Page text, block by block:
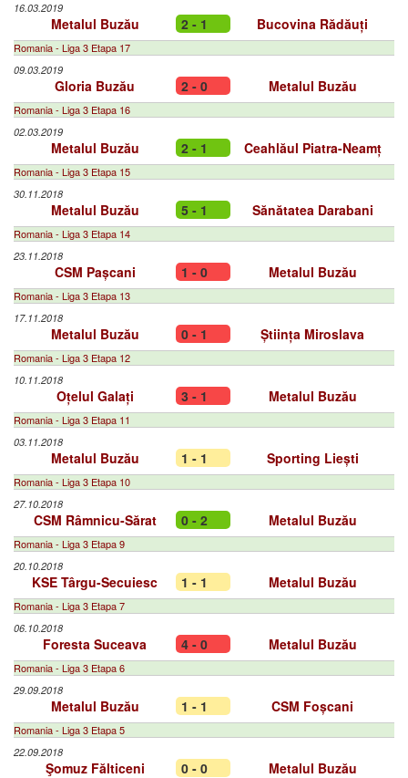
16.03.2019
Metalul Buzău 2 - 1 Bucovina Rădăuți
Romania - Liga 3 Etapa 17
09.03.2019
Gloria Buzău 2 - 0 Metalul Buzău
Romania - Liga 3 Etapa 16
02.03.2019
Metalul Buzău 2 - 1 Ceahlăul Piatra-Neamț
Romania - Liga 3 Etapa 15
30.11.2018
Metalul Buzău 5 - 1 Sănătatea Darabani
Romania - Liga 3 Etapa 14
23.11.2018
CSM Pașcani 1 - 0 Metalul Buzău
Romania - Liga 3 Etapa 13
17.11.2018
Metalul Buzău 0 - 1 Știința Miroslava
Romania - Liga 3 Etapa 12
10.11.2018
Oțelul Galați 3 - 1 Metalul Buzău
Romania - Liga 3 Etapa 11
03.11.2018
Metalul Buzău 1 - 1 Sporting Liești
Romania - Liga 3 Etapa 10
27.10.2018
CSM Râmnicu-Sărat 0 - 2 Metalul Buzău
Romania - Liga 3 Etapa 9
20.10.2018
KSE Târgu-Secuiesc 1 - 1 Metalul Buzău
Romania - Liga 3 Etapa 7
06.10.2018
Foresta Suceava 4 - 0 Metalul Buzău
Romania - Liga 3 Etapa 6
29.09.2018
Metalul Buzău 1 - 1 CSM Foșcani
Romania - Liga 3 Etapa 5
22.09.2018
Şomuz Fălticeni 0 - 0 Metalul Buzău